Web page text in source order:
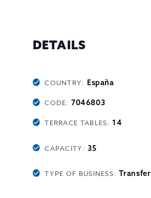
DETAILS
COUNTRY: España
CODE:7046803
TERRACE TABLES: 14
CAPACITY:35
TYPE OF BUSINESS: Transfer